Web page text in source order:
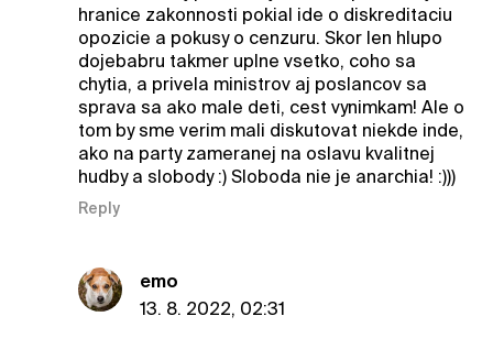
hranice zakonnosti pokial ide o diskreditaciu
opozicie a pokusy o cenzuru. Skor len hlupo
dojebabru takmer uplne vsetko, coho sa
chytia, a privela ministrov aj poslancov sa
sprava sa ako male deti, cest vynimkam! Ale o
tom by sme verim mali diskutovat niekde inde,
ako na party zameranej na oslavu kvalitnej
hudby a slobody :) Sloboda nie je anarchia! :)))
Reply
emo
13. 8. 2022, 02:31